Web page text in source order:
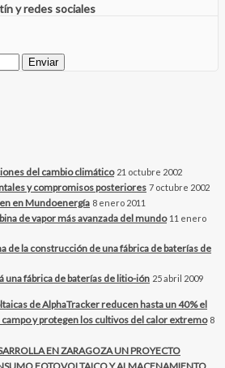
y redes sociales
del cambio climático 21 octubre 2002
y compromisos posteriores 7 octubre 2002
en Mundoenergía 8 enero 2011
de vapor más avanzada del mundo 11 enero
una fábrica de baterías de litio-ión 25 abril 2009
de AlphaTracker reducen hasta un 40% el
campo y protegen los cultivos del calor extremo 8
EN ZARAGOZA UN PROYECTO